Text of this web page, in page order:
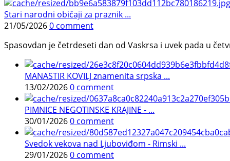
Stari narodni običaji za praznik ...
21/05/20260 comment
Spasovdan je četrdeseti dan od Vaskrsa i uvek pada u
MANASTIR KOVILJ znamenita srpska ...
13/02/20260 comment
PIMNICE NEGOTINSKE KRAJINE - ...
30/01/20260 comment
Svedok vekova nad Ljuboviđom - Rimski ...
29/01/20260 comment